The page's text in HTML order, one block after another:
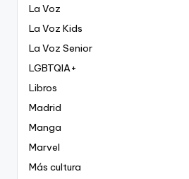
La Voz
La Voz Kids
La Voz Senior
LGBTQIA+
Libros
Madrid
Manga
Marvel
Más cultura